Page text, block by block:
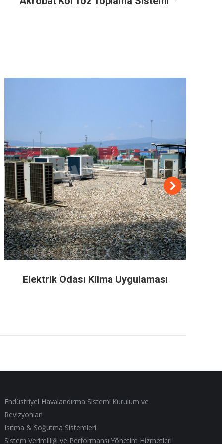
Elektrik Odası Klima Uygulaması
Endüstriyel Havalandırma Sistemi Kurulum ve
Revizyonları
Isıtma & Soğutma Sistemleri
Sistem Verimliliği ve Performansı Yönetim Hizmetleri